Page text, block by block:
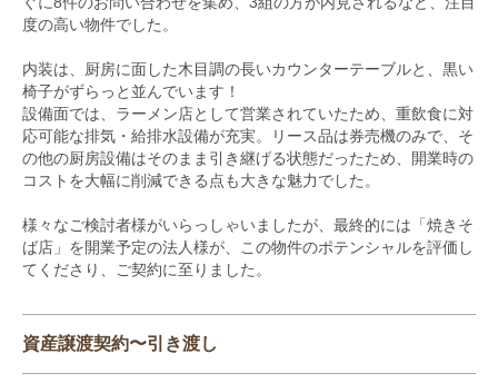
度の高い物件でした。
内装は、厨房に面した木目調の長いカウンターテーブルと、黒い
椅子がずらっと並んでいます！
設備面では、ラーメン店として営業されていたため、重飲食に対
応可能な排気・給排水設備が充実。リース品は券売機のみで、そ
の他の厨房設備はそのまま引き継げる状態だったため、開業時の
コストを大幅に削減できる点も大きな魅力でした。
様々なご検討者様がいらっしゃいましたが、最終的には「焼きそ
ば店」を開業予定の法人様が、この物件のポテンシャルを評価し
てくださり、ご契約に至りました。
資産譲渡契約〜引き渡し